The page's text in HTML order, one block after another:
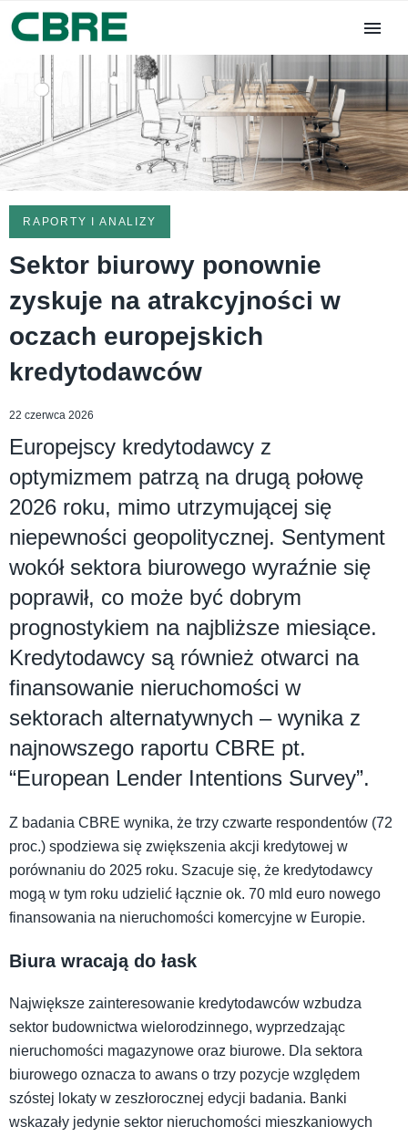
RAPORTY I ANALIZY
Sektor biurowy ponownie
zyskuje na atrakcyjności w
oczach europejskich
kredytodawców
22 czerwca 2026
Europejscy kredytodawcy z
optymizmem patrzą na drugą połowę
2026 roku, mimo utrzymującej się
niepewności geopolitycznej. Sentyment
wokół sektora biurowego wyraźnie się
poprawił, co może być dobrym
prognostykiem na najbliższe miesiące.
Kredytodawcy są również otwarci na
finansowanie nieruchomości w
sektorach alternatywnych – wynika z
najnowszego raportu CBRE pt.
“European Lender Intentions Survey”.
Z badania CBRE wynika, że trzy czwarte respondentów (72
proc.) spodziewa się zwiększenia akcji kredytowej w
porównaniu do 2025 roku. Szacuje się, że kredytodawcy
mogą w tym roku udzielić łącznie ok. 70 mld euro nowego
finansowania na nieruchomości komercyjne w Europie.
Biura wracają do łask
Największe zainteresowanie kredytodawców wzbudza
sektor budownictwa wielorodzinnego, wyprzedzając
nieruchomości magazynowe oraz biurowe. Dla sektora
biurowego oznacza to awans o trzy pozycje względem
szóstej lokaty w zeszłorocznej edycji badania. Banki
wskazały jedynie sektor nieruchomości mieszkaniowych